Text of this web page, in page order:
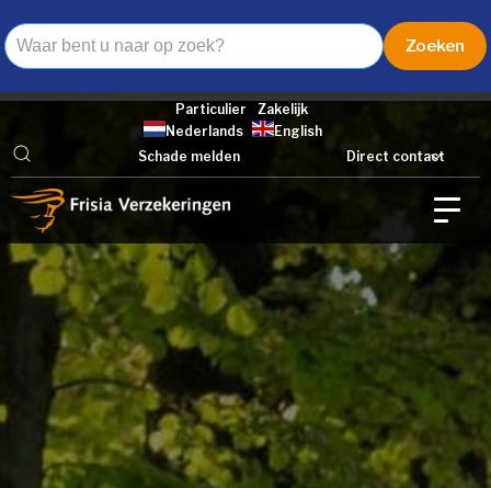
Particulier
Zakelijk
Nederlands
English
Schade melden
Direct contact